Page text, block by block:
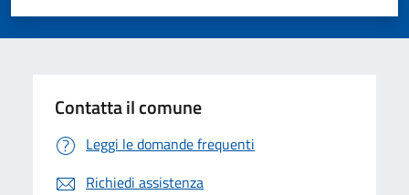
Valuta 5 stelle su 5
Valuta 4 stelle su 5
Valuta 3 stelle su 5
Valuta 2 stelle su 5
Valuta 1 stelle su 5
Contatta il comune
Leggi le domande frequenti
Richiedi assistenza